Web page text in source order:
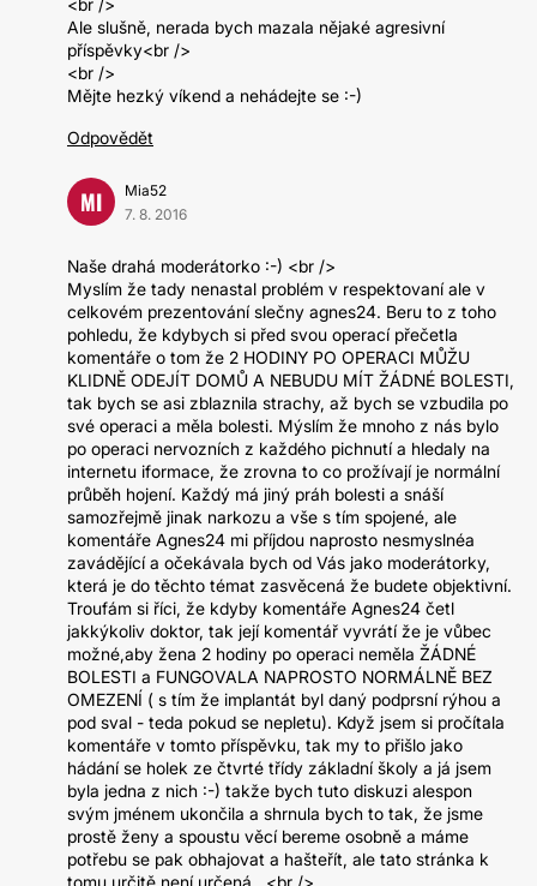
<br />
Ale slušně, nerada bych mazala nějaké agresivní
příspěvky<br />
<br />
Mějte hezký víkend a nehádejte se :-)
Odpovědět
MI
Mia52
7. 8. 2016
Naše drahá moderátorko :-) <br />
Myslím že tady nenastal problém v respektovaní ale v
celkovém prezentování slečny agnes24. Beru to z toho
pohledu, že kdybych si před svou operací přečetla
komentáře o tom že 2 HODINY PO OPERACI MŮŽU
KLIDNĚ ODEJÍT DOMŮ A NEBUDU MÍT ŽÁDNÉ BOLESTI,
tak bych se asi zblaznila strachy, až bych se vzbudila po
své operaci a měla bolesti. Mýslím že mnoho z nás bylo
po operaci nervozních z každého pichnutí a hledaly na
internetu iformace, že zrovna to co prožívají je normální
průběh hojení. Každý má jiný práh bolesti a snáší
samozřejmě jinak narkozu a vše s tím spojené, ale
komentáře Agnes24 mi příjdou naprosto nesmyslnéa
zavádějící a očekávala bych od Vás jako moderátorky,
která je do těchto témat zasvěcená že budete objektivní.
Troufám si říci, že kdyby komentáře Agnes24 četl
jakkýkoliv doktor, tak její komentář vyvrátí že je vůbec
možné,aby žena 2 hodiny po operaci neměla ŽÁDNÉ
BOLESTI a FUNGOVALA NAPROSTO NORMÁLNĚ BEZ
OMEZENÍ ( s tím že implantát byl daný podprsní rýhou a
pod sval - teda pokud se nepletu). Když jsem si pročítala
komentáře v tomto příspěvku, tak my to přišlo jako
hádání se holek ze čtvrté třídy základní školy a já jsem
byla jedna z nich :-) takže bych tuto diskuzi alespon
svým jménem ukončila a shrnula bych to tak, že jsme
prostě ženy a spoustu věcí bereme osobně a máme
potřebu se pak obhajovat a hašteřít, ale tato stránka k
tomu určitě není určená...<br />